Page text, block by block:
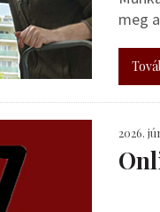
meg
2026.